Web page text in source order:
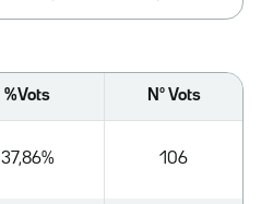
%Vots Nº Vots
37,86% 106